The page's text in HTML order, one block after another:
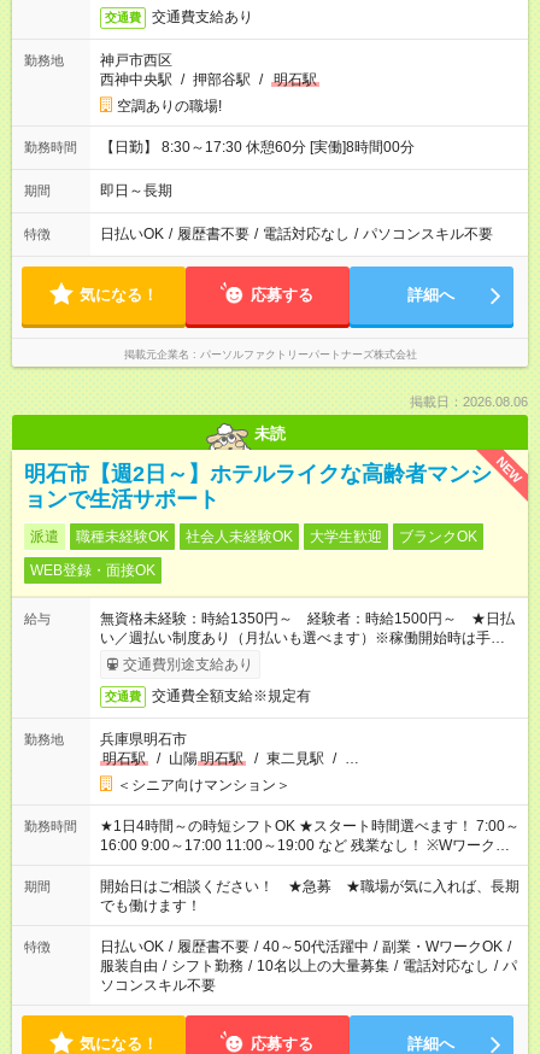
交通費 交通費支給あり
勤務地
神戸市西区
西神中央駅 / 押部谷駅 / 明石駅
空調ありの職場!
勤務時間 【日勤】 8:30～17:30 休憩60分 [実働]8時間00分
期間 即日～長期
特徴 日払いOK / 履歴書不要 / 電話対応なし / パソコンスキル不要
気になる！ 応募する 詳細へ
掲載元企業名 パーソルファクトリーパートナーズ株式会社
掲載日：2026.08.06
未読
NEW
明石市【週2日～】ホテルライクな高齢者マンシ
ョンで生活サポート
派遣 職種未経験OK 社会人未経験OK 大学生歓迎
ブランクOK
WEB登録・面接OK
給与
無資格未経験：時給1350円～ 経験者：時給1500円～ ★日払
い／週払い制度あり（月払いも選べます）※稼働開始時は手続き
完了次第のお支払いとなります。
交通費別途支給あり
交通費 交通費全額支給※規定有
勤務地
兵庫県明石市
明石駅
/ 山陽明石駅 / 東二見駅 / …
＜シニア向けマンション＞
勤務時間
★1日4時間～の時短シフトOK ★スタート時間選べます！ 7:00～
16:00 9:00～17:00 11:00～19:00 など 残業なし！ ※Wワークの
場合、他のお仕事と合わせ週40時間超の就業はご案内できませ
ん ※法令に基づき、週20時間以上勤務は社会保険への加入対象
となります ※労働者派遣法（日雇い派遣の原則禁止）により、
短時間・短期間の就業はご案内が難しい場合があります
期間
開始日はご相談ください！ ★急募 ★職場が気に入れば、長期
でも働けます！
特徴 日払いOK / 履歴書不要 / 40～50代活躍中 / 副業・WワークOK /
服装自由 / シフト勤務 / 10名以上の大量募集 / 電話対応なし / パ
ソコンスキル不要
気になる！ 応募する 詳細へ